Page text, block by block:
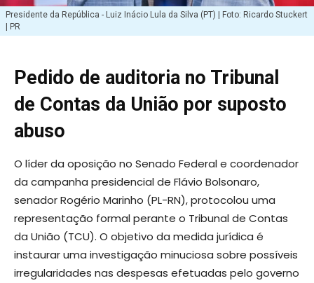
Presidente da República - Luiz Inácio Lula da Silva (PT) | Foto: Ricardo Stuckert
| PR
Pedido de auditoria no Tribunal
de Contas da União por suposto
abuso
O líder da oposição no Senado Federal e coordenador
da campanha presidencial de Flávio Bolsonaro,
senador Rogério Marinho (PL-RN), protocolou uma
representação formal perante o Tribunal de Contas
da União (TCU). O objetivo da medida jurídica é
instaurar uma investigação minuciosa sobre possíveis
irregularidades nas despesas efetuadas pelo governo